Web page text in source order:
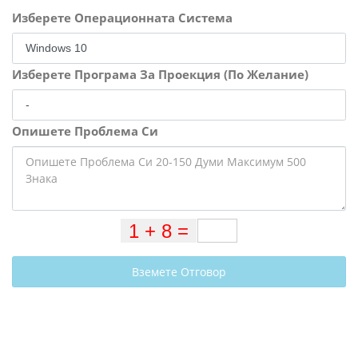
Изберете Операционната Система
Изберете Програма За Проекция (По Желание)
Опишете Проблема Си
Вземете Отговор